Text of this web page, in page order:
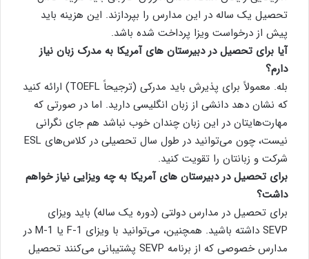
تحصیل یک ساله در این مدارس را بپردازند. این هزینه باید
پیش از درخواست ویزا پرداخت شده باشد.
آیا برای تحصیل در دبیرستان‌ های آمریکا به مدرک زبان نیاز
دارم؟
بله. معمولاً برای پذیرش باید مدرکی (ترجیحاً TOEFL) ارائه کنید
که نشان دهد دانشی از زبان انگلیسی دارید. اما در صورتی که
مهارت‌هایتان در این زبان چندان خوب نباشد هم جای نگرانی
نیست، چون می‌توانید در طول سال تحصیلی در کلاس‌های ESL
شرکت و زبانتان را تقویت کنید.
برای تحصیل در دبیرستان‌ های آمریکا به چه ویزایی نیاز خواهم
داشت؟
برای تحصیل در مدارس دولتی (دوره یک ساله) باید ویزای
SEVP داشته باشید. همچنین، می‌توانید با ویزای F-1 یا M-1 در
مدارس خصوصی که از برنامه SEVP پشتیبانی می‌کنند تحصیل